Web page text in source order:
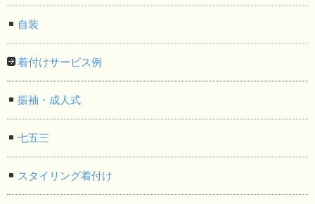
自装
着付けサービス例
振袖・成人式
七五三
スタイリング着付け